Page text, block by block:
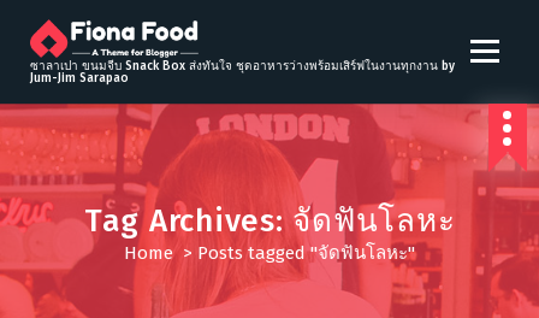
t
o
c
o
n
e
ซาลาเปา ขนมจีบ Snack Box ส่งทันใจ ชุดอาหารว่างพร้อมเสิร์ฟในงานทุกงาน by
Jum-Jim Sarapao
Tag Archives: จัดฟันโลหะ
Home> Posts tagged "จัดฟันโลหะ"